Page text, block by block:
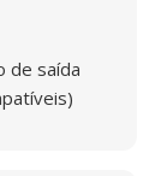
de saída